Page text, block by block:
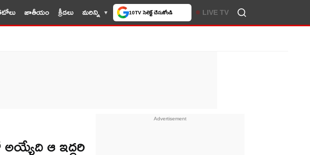
జాతీయం క్రీడలు మరిన్ని 10TV సెలెక్ట్ చేసుకోండి LIVE TV
ఆ ఇద్దరి